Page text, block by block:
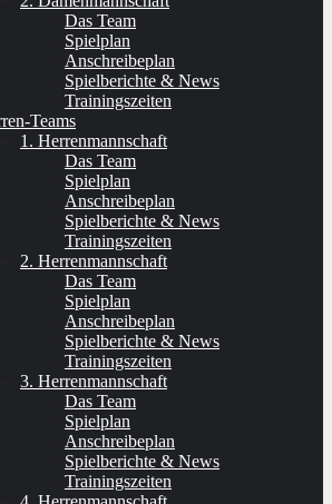
Das Team
Spielplan
Anschreibeplan
Spielberichte & News
Trainingszeiten
Teams
1. Herrenmannschaft
Das Team
Spielplan
Anschreibeplan
Spielberichte & News
Trainingszeiten
2. Herrenmannschaft
Das Team
Spielplan
Anschreibeplan
Spielberichte & News
Trainingszeiten
3. Herrenmannschaft
Das Team
Spielplan
Anschreibeplan
Spielberichte & News
Trainingszeiten